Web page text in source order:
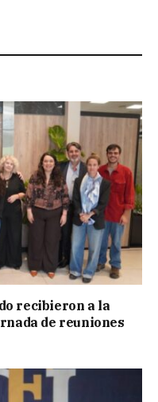
recibieron a la
de reuniones